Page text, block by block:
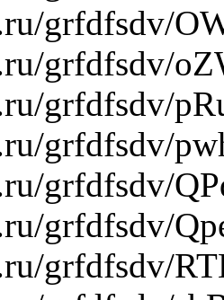
grfdfsdv/
grfdfsdv/
grfdfsdv/
grfdfsdv/
grfdfsdv/
grfdfsdv/
grfdfsdv/